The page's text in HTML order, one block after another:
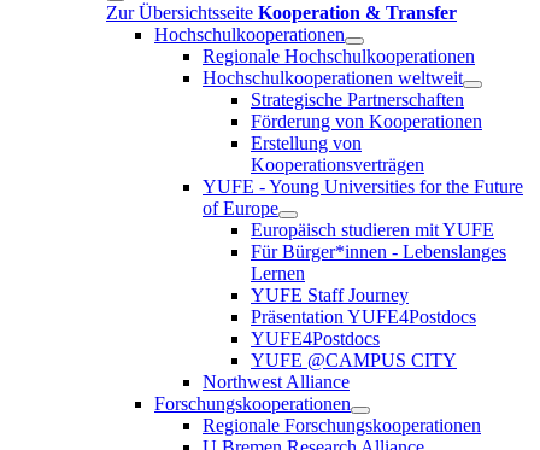
Zur Übersichtsseite Kooperation & Transfer
Hochschulkooperationen
Regionale Hochschulkooperationen
Hochschulkooperationen weltweit
Strategische Partnerschaften
Förderung von Kooperationen
Erstellung von
Kooperationsverträgen
YUFE - Young Universities for the Future
of Europe
Europäisch studieren mit YUFE
Für Bürger*innen - Lebenslanges
Lernen
YUFE Staff Journey
Präsentation YUFE4Postdocs
YUFE4Postdocs
YUFE @CAMPUS CITY
Northwest Alliance
Forschungskooperationen
Regionale Forschungskooperationen